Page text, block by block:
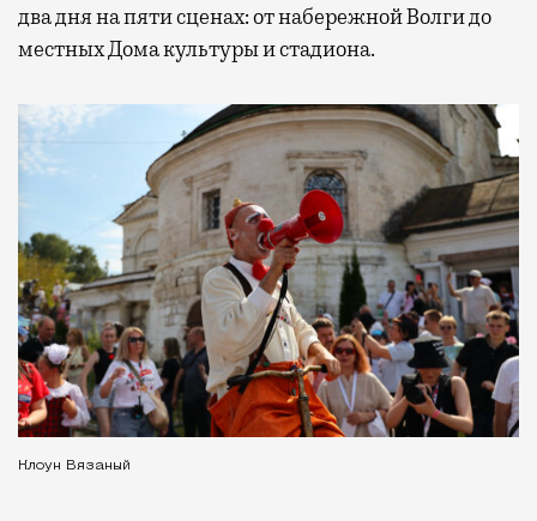
два дня на пяти сценах: от набережной Волги до
местных Дома культуры и стадиона.
Клоун Вязаный